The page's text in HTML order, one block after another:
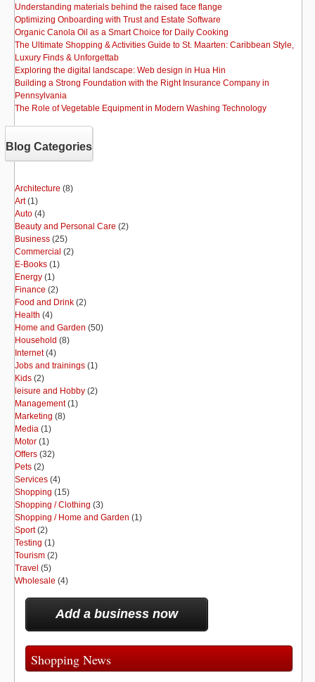
Understanding materials behind the raised face flange
Optimizing Onboarding with Trust and Estate Software
Organic Canola Oil as a Smart Choice for Daily Cooking
The Ultimate Shopping & Activities Guide to St. Maarten: Caribbean Style,
Luxury Finds & Unforgettab
Exploring the digital landscape: Web design in Hua Hin
Building a Strong Foundation with the Right Insurance Company in
Pennsylvania
The Role of Vegetable Equipment in Modern Washing Technology
Blog Categories
Architecture (8)
Art(1)
Auto (4)
Beauty and Personal Care (2)
Business (25)
Commercial (2)
E-Books (1)
Energy (1)
Finance (2)
Food and Drink (2)
Health (4)
Home and Garden (50)
Household (8)
Internet(4)
Jobs and trainings (1)
Kids (2)
leisure and Hobby (2)
Management(1)
Marketing (8)
Media (1)
Motor (1)
Offers (32)
Pets (2)
Services (4)
Shopping (15)
Shopping / Clothing (3)
Shopping / Home and Garden (1)
Sport(2)
Testing (1)
Tourism (2)
Travel (5)
Wholesale (4)
Add a business now
Shopping News